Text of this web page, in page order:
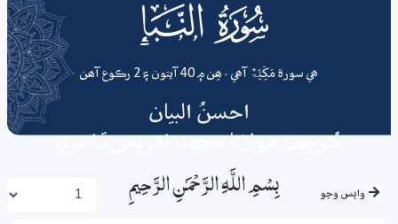
078 surah
ھي سورة مَکِّیَّۃٌ آھي . ھِن ۾ 40 آيتون ۽ 2 رڪوع آھن
احسنُ البيان
مُترجم: مولانا محمد ادريس ڏاھري
واپس وڃو بِسْمِ اللَّـهِ الرَّحْمَـٰنِ الرَّحِيمِ